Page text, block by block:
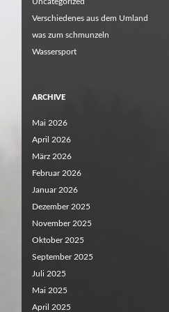
Verschiedenes aus dem Umland
was zum schmunzeln
Wassersport
ARCHIVE
Mai 2026
April 2026
März 2026
Februar 2026
Januar 2026
Dezember 2025
November 2025
Oktober 2025
September 2025
Juli 2025
Mai 2025
April 2025